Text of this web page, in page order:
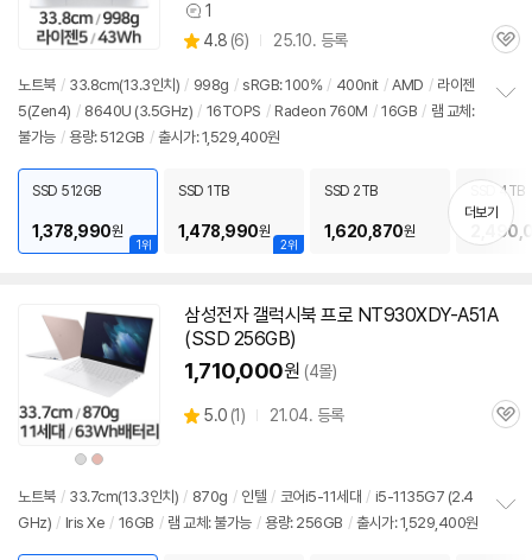
상
품
견
1
별
점
4.8 (상
리
뷰
6) 25.10. 등록
관
노트북 / 33.8cm(13.3인치 ) / 998g / sRGB: 100% / 400nit / AMD / 라이젠
5(Zen4) / 8640U (3.5GHz) / 16TOPS / Radeon 760M / 16GB / 램 교체:
불가능 / 용량: 512GB / 출시가: 1,529,400원
치
기
1위
SSD 512GB
1,378,990원
2위
SSD 1TB
1,478,990원
SSD 2TB
1,620,870원
SSD 4TB
더보기
상
품
상
상
품
상
삼성전자 갤럭시북 프로 NT930XDY-A51A
(SSD 256GB)
1,710,000원 (4몰)
별
5.0 (상
뷰
1) 21.04. 등록
관
노트북 / 33.7cm(13.3인치 ) / 870g / 인텔 / 코어i5-11세대 / i5-1135G7 (2.4
GHz) / Iris Xe / 16GB / 램 교체: 불가능 / 용량: 256GB / 출시가: 1,529,400원